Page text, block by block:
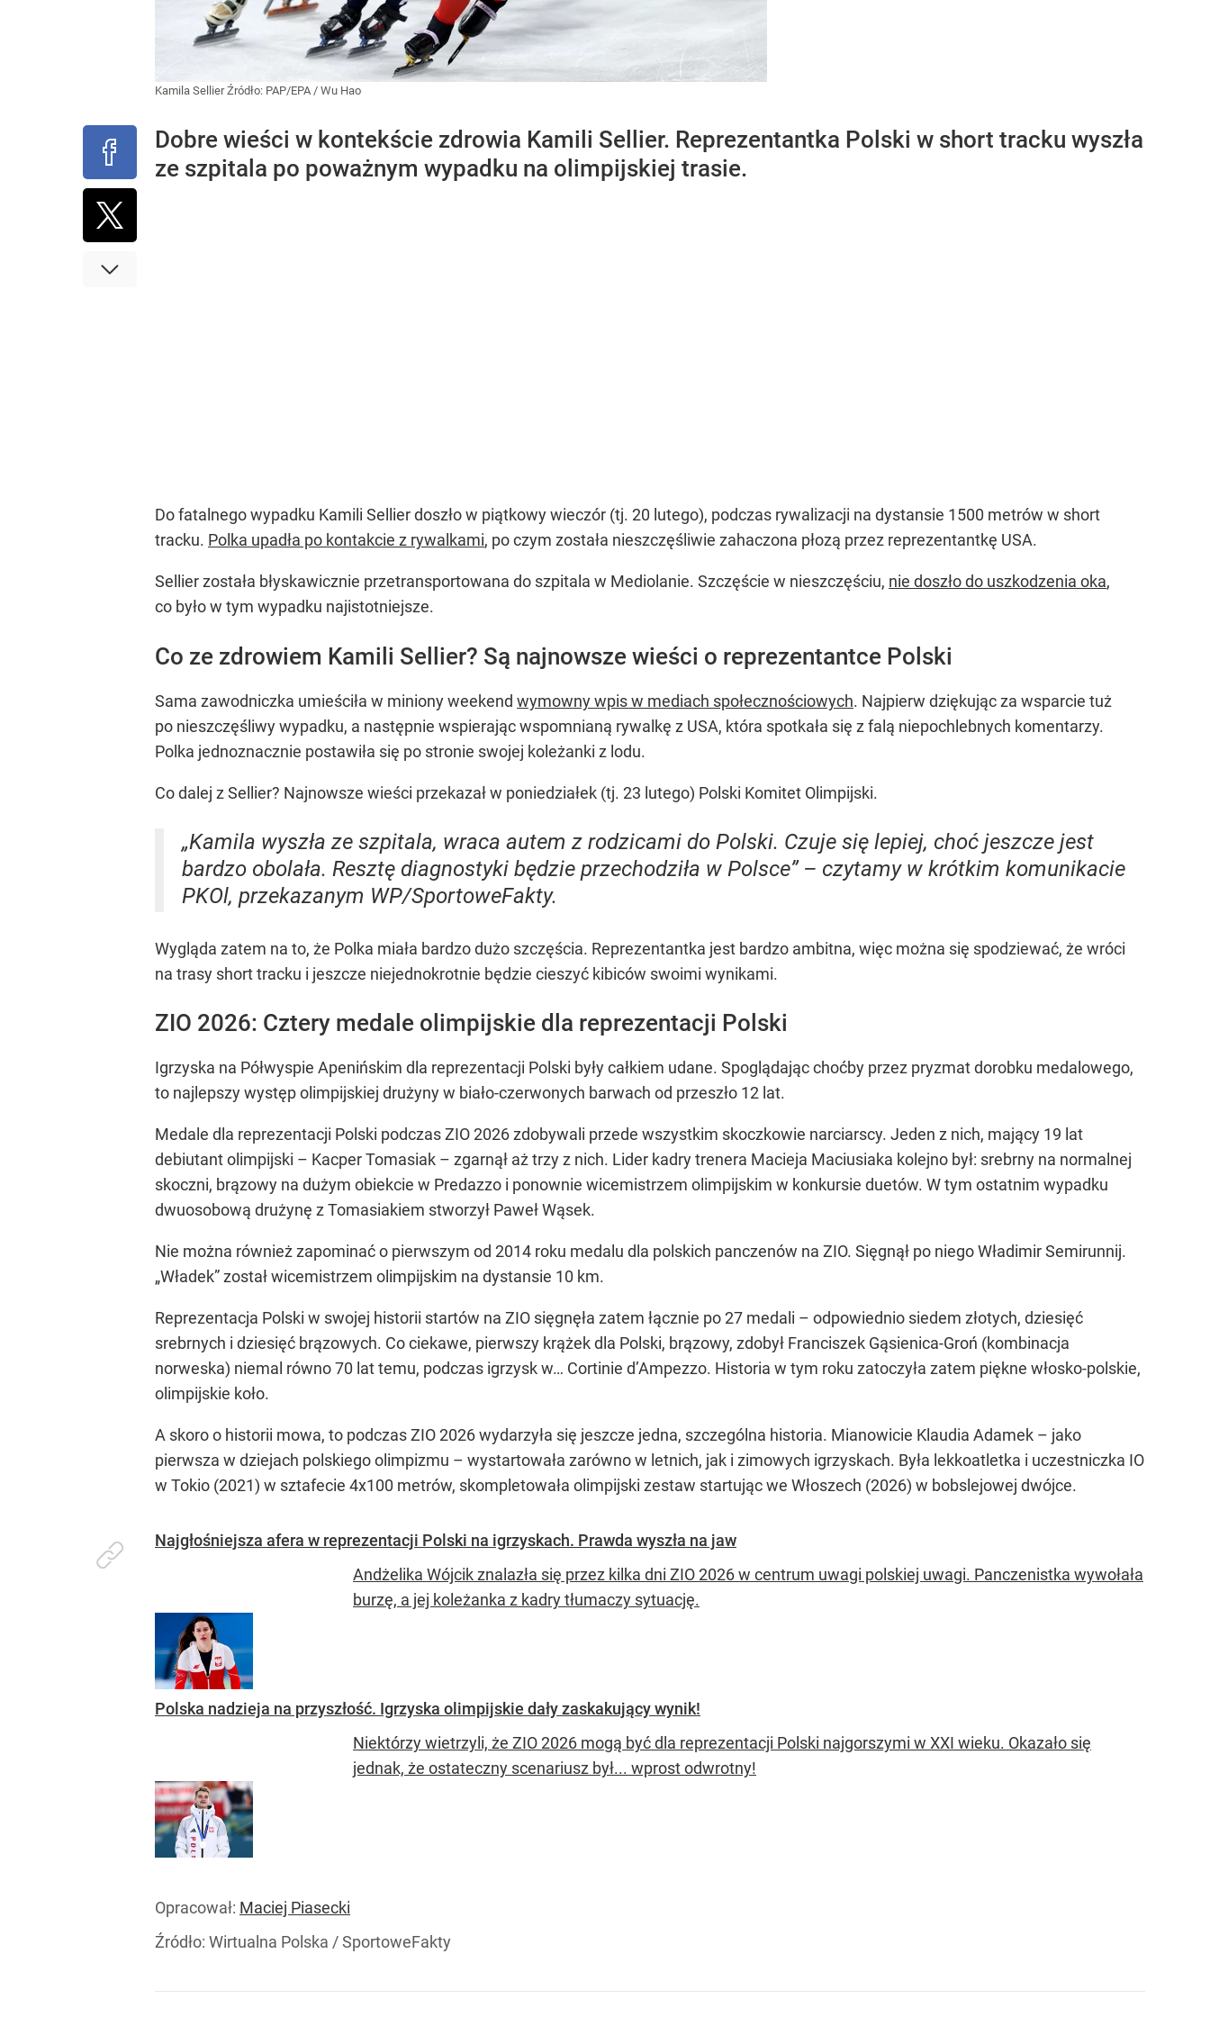
Kamila SellierŹródło: PAP/EPA / Wu Hao
Dobre wieści w kontekście zdrowia Kamili Sellier. Reprezentantka Polski w short tracku wyszła
ze szpitala po poważnym wypadku na olimpijskiej trasie.
Do fatalnego wypadku Kamili Sellier doszło w piątkowy wieczór (tj. 20 lutego), podczas rywalizacji na dystansie 1500 metrów w short
tracku. Polka upadła po kontakcie z rywalkami, po czym została nieszczęśliwie zahaczona płozą przez reprezentantkę USA.
Sellier została błyskawicznie przetransportowana do szpitala w Mediolanie. Szczęście w nieszczęściu, nie doszło do uszkodzenia oka,
co było w tym wypadku najistotniejsze.
Co ze zdrowiem Kamili Sellier? Są najnowsze wieści o reprezentantce Polski
Sama zawodniczka umieściła w miniony weekend wymowny wpis w mediach społecznościowych. Najpierw dziękując za wsparcie tuż
po nieszczęśliwy wypadku, a następnie wspierając wspomnianą rywalkę z USA, która spotkała się z falą niepochlebnych komentarzy.
Polka jednoznacznie postawiła się po stronie swojej koleżanki z lodu.
Co dalej z Sellier? Najnowsze wieści przekazał w poniedziałek (tj. 23 lutego) Polski Komitet Olimpijski.
„Kamila wyszła ze szpitala, wraca autem z rodzicami do Polski. Czuje się lepiej, choć jeszcze jest
bardzo obolała. Resztę diagnostyki będzie przechodziła w Polsce” – czytamy w krótkim komunikacie
PKOl, przekazanym WP/SportoweFakty.
Wygląda zatem na to, że Polka miała bardzo dużo szczęścia. Reprezentantka jest bardzo ambitna, więc można się spodziewać, że wróci
na trasy short tracku i jeszcze niejednokrotnie będzie cieszyć kibiców swoimi wynikami.
ZIO 2026: Cztery medale olimpijskie dla reprezentacji Polski
Igrzyska na Półwyspie Apenińskim dla reprezentacji Polski były całkiem udane. Spoglądając choćby przez pryzmat dorobku medalowego,
to najlepszy występ olimpijskiej drużyny w biało-czerwonych barwach od przeszło 12 lat.
Medale dla reprezentacji Polski podczas ZIO 2026 zdobywali przede wszystkim skoczkowie narciarscy. Jeden z nich, mający 19 lat
debiutant olimpijski – Kacper Tomasiak – zgarnął aż trzy z nich. Lider kadry trenera Macieja Maciusiaka kolejno był: srebrny na normalnej
skoczni, brązowy na dużym obiekcie w Predazzo i ponownie wicemistrzem olimpijskim w konkursie duetów. W tym ostatnim wypadku
dwuosobową drużynę z Tomasiakiem stworzył Paweł Wąsek.
Nie można również zapominać o pierwszym od 2014 roku medalu dla polskich panczenów na ZIO. Sięgnął po niego Władimir Semirunnij.
„Władek” został wicemistrzem olimpijskim na dystansie 10 km.
Reprezentacja Polski w swojej historii startów na ZIO sięgnęła zatem łącznie po 27 medali – odpowiednio siedem złotych, dziesięć
srebrnych i dziesięć brązowych. Co ciekawe, pierwszy krążek dla Polski, brązowy, zdobył Franciszek Gąsienica-Groń (kombinacja
norweska) niemal równo 70 lat temu, podczas igrzysk w… Cortinie d’Ampezzo. Historia w tym roku zatoczyła zatem piękne włosko-polskie,
olimpijskie koło.
A skoro o historii mowa, to podczas ZIO 2026 wydarzyła się jeszcze jedna, szczególna historia. Mianowicie Klaudia Adamek – jako
pierwsza w dziejach polskiego olimpizmu – wystartowała zarówno w letnich, jak i zimowych igrzyskach. Była lekkoatletka i uczestniczka IO
w Tokio (2021) w sztafecie 4x100 metrów, skompletowała olimpijski zestaw startując we Włoszech (2026) w bobslejowej dwójce.
Najgłośniejsza afera w reprezentacji Polski na igrzyskach. Prawda wyszła na jaw
Andżelika Wójcik znalazła się przez kilka dni ZIO 2026 w centrum uwagi polskiej uwagi. Panczenistka wywołała
burzę, a jej koleżanka z kadry tłumaczy sytuację.
Polska nadzieja na przyszłość. Igrzyska olimpijskie dały zaskakujący wynik!
Niektórzy wietrzyli, że ZIO 2026 mogą być dla reprezentacji Polski najgorszymi w XXI wieku. Okazało się
jednak, że ostateczny scenariusz był... wprost odwrotny!
Opracował: Maciej Piasecki
Źródło: Wirtualna Polska /SportoweFakty